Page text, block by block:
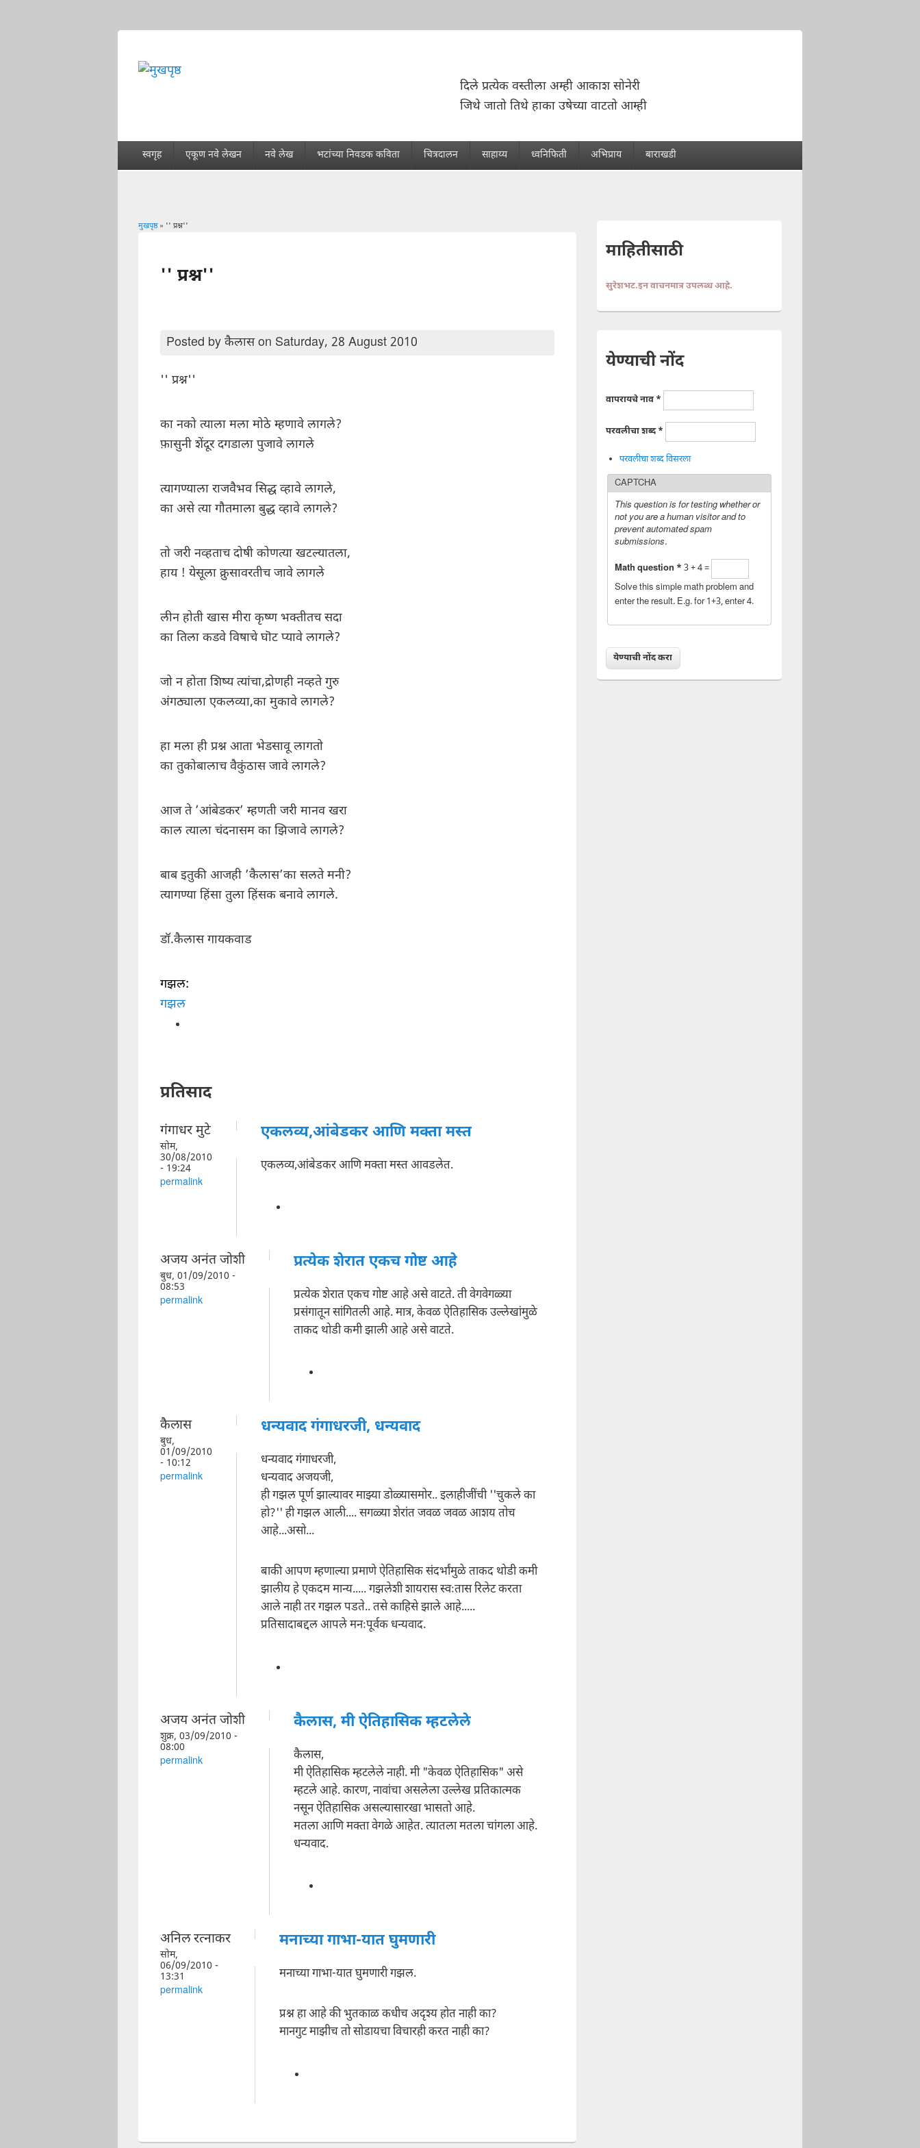
दिले प्रत्येक वस्तीला अम्ही आकाश सोनेरी
जिथे जातो तिथे हाका उषेच्या वाटतो आम्ही
स्वगृह एकूण नवे लेखन नवे लेख भटांच्या निवडक कविता चित्रदालन साहाय्य ध्वनिफिती अभिप्राय बाराखडी
मुखपृष्ठ» '' प्रश्न''
'' प्रश्न''
Posted by कैलासon Saturday, 28 August 2010
'' प्रश्न''
का नको त्याला मला मोठे म्हणावे लागले?
फ़ासुनी शेंदूर दगडाला पुजावे लागले
त्यागण्याला राजवैभव सिद्ध व्हावे लागले,
का असे त्या गौतमाला बुद्ध व्हावे लागले?
तो जरी नव्हताच दोषी कोणत्या खटल्यातला,
हाय ! येसूला क्रुसावरतीच जावे लागले
लीन होती खास मीरा कृष्ण भक्तीतच सदा
का तिला कडवे विषाचे घॊट प्यावे लागले?
जो न होता शिष्य त्यांचा,द्रोणही नव्हते गुरु
अंगठ्याला एकलव्या,का मुकावे लागले?
हा मला ही प्रश्न आता भेडसावू लागतो
का तुकोबालाच वैकुंठास जावे लागले?
आज ते ’आंबेडकर’ म्हणती जरी मानव खरा
काल त्याला चंदनासम का झिजावे लागले?
बाब इतुकी आजही ’कैलास’का सलते मनी?
त्यागण्या हिंसा तुला हिंसक बनावे लागले.
डॉ.कैलास गायकवाड
गझल:
गझल
प्रतिसाद
गंगाधर मुटे
सोम,
30/08/2010
- 19:24
permalink
एकलव्य,आंबेडकर आणि मक्ता मस्त
एकलव्य,आंबेडकर आणि मक्ता मस्त आवडलेत.
अजय अनंत जोशी
बुध, 01/09/2010 -
08:53
permalink
प्रत्येक शेरात एकच गोष्ट आहे
प्रत्येक शेरात एकच गोष्ट आहे असे वाटते. ती वेगवेगळ्या
प्रसंगातून सांगितली आहे. मात्र, केवळ ऐतिहासिक उल्लेखांमुळे
ताकद थोडी कमी झाली आहे असे वाटते.
कैलास
बुध,
01/09/2010
- 10:12
permalink
धन्यवाद गंगाधरजी, धन्यवाद
धन्यवाद गंगाधरजी,
धन्यवाद अजयजी,
ही गझल पूर्ण झाल्यावर माझ्या डोळ्यासमोर.. इलाहीजींची ''चुकले का
हो?'' ही गझल आली.... सगळ्या शेरांत जवळ जवळ आशय तोच
आहे...असो...
बाकी आपण म्हणाल्या प्रमाणे ऐतिहासिक संदर्भांमुळे ताकद थोडी कमी
झालीय हे एकदम मान्य..... गझलेशी शायरास स्वःतास रिलेट करता
आले नाही तर गझल पडते.. तसे काहिसे झाले आहे.....
प्रतिसादाबद्दल आपले मनःपूर्वक धन्यवाद.
अजय अनंत जोशी
शुक्र, 03/09/2010 -
08:00
permalink
कैलास, मी ऐतिहासिक म्हटलेले
कैलास,
मी ऐतिहासिक म्हटलेले नाही. मी "केवळ ऐतिहासिक" असे
म्हटले आहे. कारण, नावांचा असलेला उल्लेख प्रतिकात्मक
नसून ऐतिहासिक असल्यासारखा भासतो आहे.
मतला आणि मक्ता वेगळे आहेत. त्यातला मतला चांगला आहे.
धन्यवाद.
अनिल रत्नाकर
सोम,
06/09/2010 -
13:31
permalink
मनाच्या गाभा-यात घुमणारी
मनाच्या गाभा-यात घुमणारी गझल.
प्रश्न हा आहे की भुतकाळ कधीच अदृश्य होत नाही का?
मानगुट माझीच तो सोडायचा विचारही करत नाही का?
माहितीसाठी
सुरेशभट.इन वाचनमात्र उपलब्ध आहे.
येण्याची नोंद
वापरायचे नाव *
परवलीचा शब्द*
परवलीचा शब्द विसरला
CAPTCHA
This question is for testing whether or
not you are a human visitor and to
prevent automated spam
submissions.
Math question * 3 + 4 =
Solve this simple math problem and
enter the result. E.g. for 1+3, enter 4.